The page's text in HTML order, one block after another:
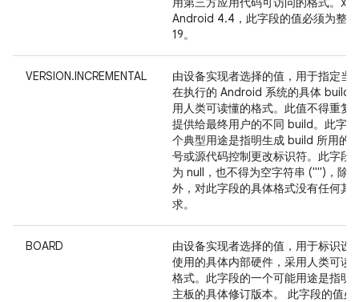
Android 4.4，此字段的值必须为整数
19。
VERSION.INCREMENTAL
由设备实现者选择的值，用于指定当
在执行的 Android 系统的具体 build
用人类可读懂的格式。此值不得重复
提供给最终用户的不同 build。此字
个典型用途是指明生成 build 所用的
号或源代码控制更改标识符。此字段
为 null，也不得为空字符串 ("")，除
外，对此字段的具体格式没有任何其
求。
BOARD
由设备实现者选择的值，用于标识设
使用的具体内部硬件，采用人类可读
格式。此字段的一个可能用途是指明
主板的具体修订版本。 此字段的值必